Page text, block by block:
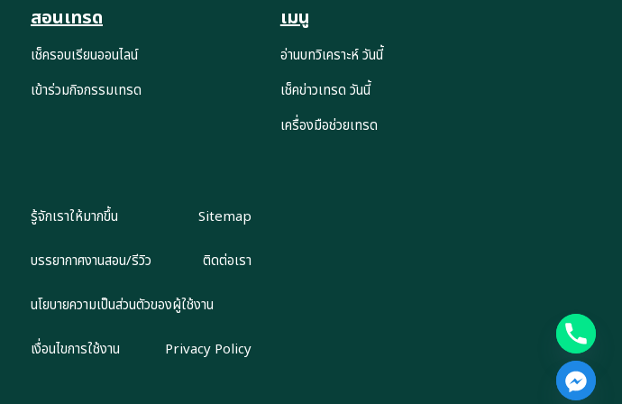
สอนเทรด
เช็ครอบเรียนออนไลน์
เข้าร่วมกิจกรรมเทรด
เมนู
อ่านบทวิเคราะห์ วันนี้
เช็คข่าวเทรด วันนี้
เครื่องมือช่วยเทรด
รู้จักเราให้มากขึ้น Sitemap
บรรยากาศงานสอน/รีวิว ติดต่อเรา
นโยบายความเป็นส่วนตัวของผู้ใช้งาน
เงื่อนไขการใช้งาน Privacy Policy